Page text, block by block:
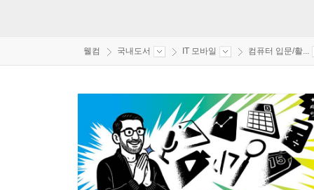
웰컴 국내도서 IT 모바일 컴퓨터 입문/활...